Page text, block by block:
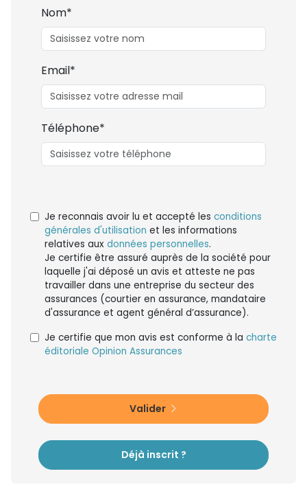
Nom*
Email*
Téléphone*
Je reconnais avoir lu et accepté les conditions
générales d'utilisation et les informations
relatives aux données personnelles.
Je certifie être assuré auprès de la société pour
laquelle j'ai déposé un avis et atteste ne pas
travailler dans une entreprise du secteur des
assurances (courtier en assurance, mandataire
d'assurance et agent général d’assurance).
Je certifie que mon avis est conforme à la charte
éditoriale Opinion Assurances
Valider
Déjà inscrit ?